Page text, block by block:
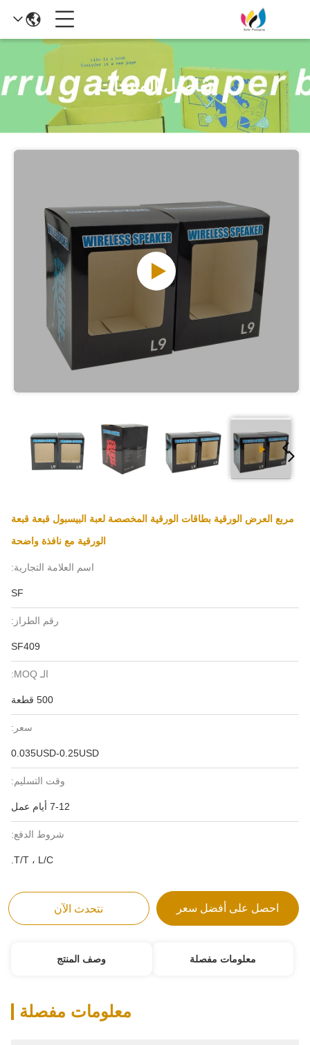
تفاصيل المنتجات
مربع العرض الورقية بطاقات الورقية المخصصة لعبة البيسبول قبعة قبعة
الورقية مع نافذة واضحة
اسم العلامة التجارية:
SF
رقم الطراز:
SF409
الـ MOQ:
500 قطعة
سعر:
0.035USD-0.25USD
وقت التسليم:
7-12 أيام عمل
شروط الدفع:
T/T ، L/C.
احصل على أفضل سعر نتحدث الآن
معلومات مفصلة وصف المنتج
معلومات مفصلة